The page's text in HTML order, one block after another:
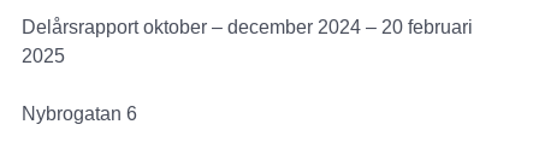
Delårsrapport oktober – december 2024 – 20 februari
2025
Nybrogatan 6